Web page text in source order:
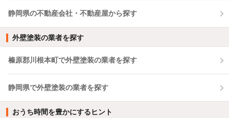
静岡県の不動産会社・不動産屋から探す
外壁塗装の業者を探す
榛原郡川根本町で外壁塗装の業者を探す
静岡県で外壁塗装の業者を探す
おうち時間を豊かにするヒント